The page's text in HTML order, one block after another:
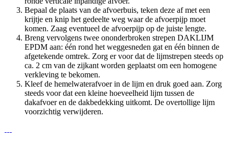
Bepaal de plaats van de afvoerbuis, teken deze af met een
krijtje en knip het gedeelte weg waar de afvoerpijp moet
komen. Zaag eventueel de afvoerpijp op de juiste lengte.
Breng vervolgens twee ononderbroken strepen DAKLIJM
EPDM aan: één rond het weggesneden gat en één binnen de
afgetekende omtrek. Zorg er voor dat de lijmstrepen steeds op
ca. 2 cm van de zijkant worden geplaatst om een homogene
verkleving te bekomen.
Kleef de hemelwaterafvoer in de lijm en druk goed aan. Zorg
steeds voor dat een kleine hoeveelheid lijm tussen de
dakafvoer en de dakbedekking uitkomt. De overtollige lijm
voorzichtig verwijderen.